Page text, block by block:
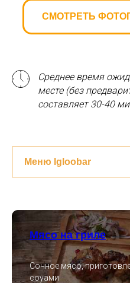
СМОТРЕТЬ
Среднее время
месте (без
составляет 30-40
Мясо на гриле
Сочное мясо,
соуами